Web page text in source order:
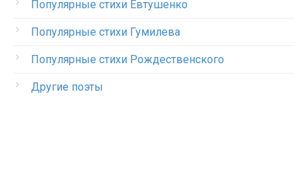
Популярные стихи Евтушенко
Популярные стихи Гумилева
Популярные стихи Рождественского
Другие поэты